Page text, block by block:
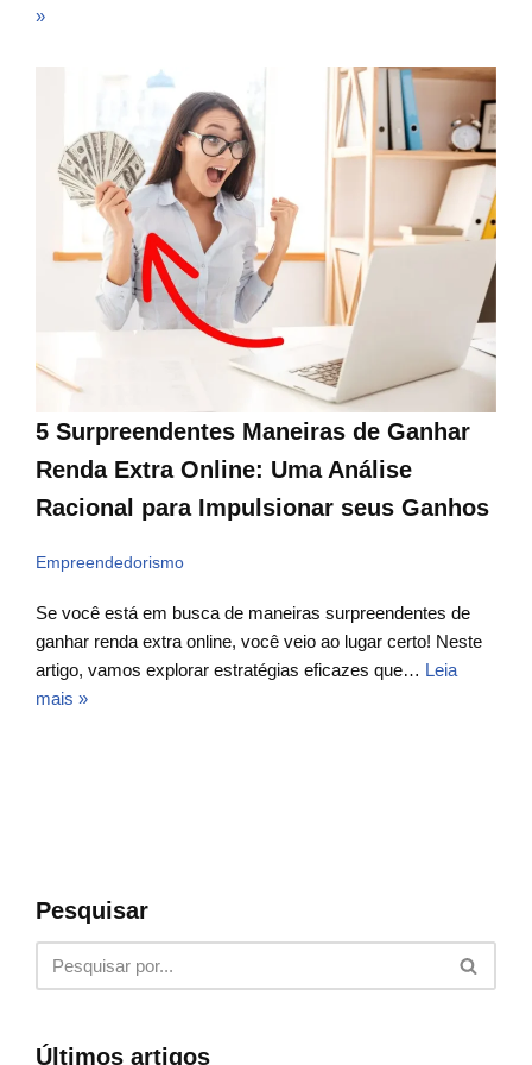
»
5 Surpreendentes Maneiras de Ganhar
Renda Extra Online: Uma Análise
Racional para Impulsionar seus Ganhos
Empreendedorismo
Se você está em busca de maneiras surpreendentes de
ganhar renda extra online, você veio ao lugar certo! Neste
artigo, vamos explorar estratégias eficazes que… Leia
mais »
Pesquisar
Últimos artigos